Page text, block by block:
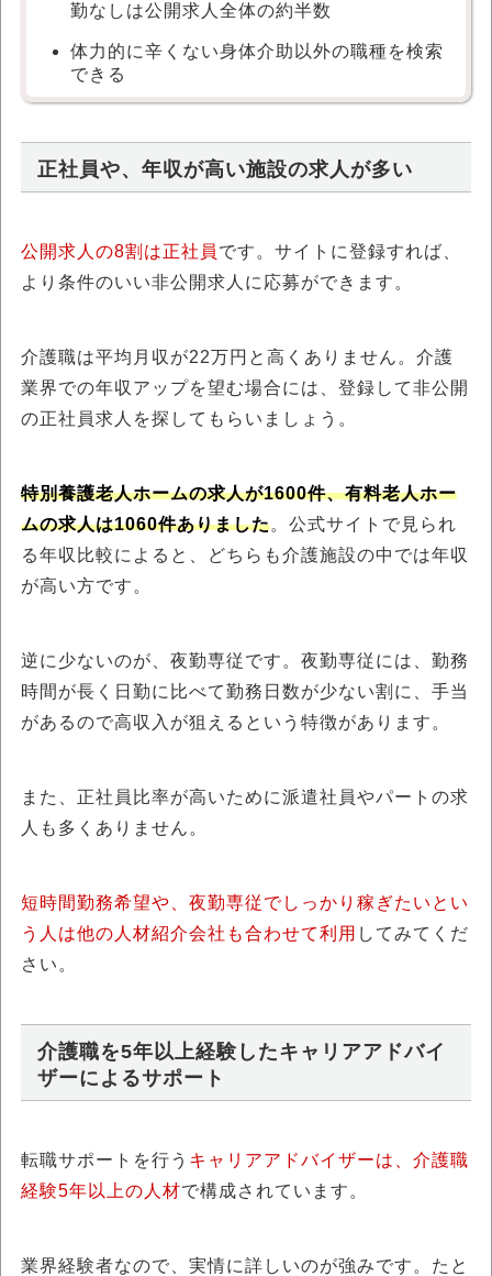
勤なしは公開求人全体の約半数
体力的に辛くない身体介助以外の職種を検索
できる
正社員や、年収が高い施設の求人が多い
公開求人の8割は正社員 です。サイトに登録すれば、
より条件のいい非公開求人に応募ができます。
介護職は平均月収が22万円と高くありません。介護
業界での年収アップを望む場合には、登録して非公開
の正社員求人を探してもらいましょう。
特別養護老人ホームの求人が1600件、有料老人ホー
ムの求人は1060件ありました。公式サイトで見られ
る年収比較によると、どちらも介護施設の中では年収
が高い方です。
逆に少ないのが、夜勤専従です。夜勤専従には、勤務
時間が長く日勤に比べて勤務日数が少ない割に、手当
があるので高収入が狙えるという特徴があります。
また、正社員比率が高いために派遣社員やパートの求
人も多くありません。
短時間勤務希望や、夜勤専従でしっかり稼ぎたいとい
う人は他の人材紹介会社も合わせて利用 してみてくだ
さい。
介護職を5年以上経験したキャリアアドバイ
ザーによるサポート
転職サポートを行う キャリアアドバイザーは、介護職
経験5年以上の人材で構成されています。
業界経験者なので、実情に詳しいのが強みです。たと